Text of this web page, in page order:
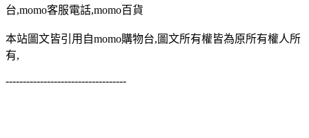
台,momo客服電話,momo百貨
本站圖文皆引用自momo購物台,圖文所有權皆為原所有權人所
有,
-----------------------------------